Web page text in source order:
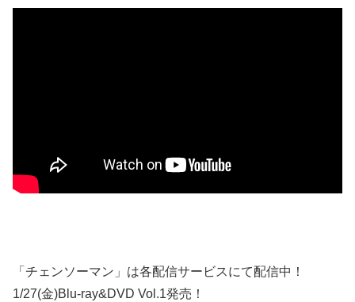
「チェンソーマン」は各配信サービスにて配信中！
1/27(金)Blu-ray&DVD Vol.1発売！